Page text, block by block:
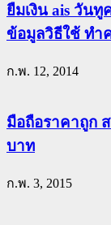
ยืมเงิน ais วัน
ข้อมูลวิธีใช้ ทำ
ก.พ. 12, 2014
มือถือราคาถูก
บาท
ก.พ. 3, 2015